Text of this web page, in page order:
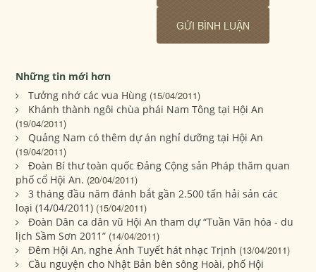
Những tin mới hơn
Tưởng nhớ các vua Hùng (15/04/2011)
Khánh thành ngôi chùa phái Nam Tông tại Hội An
(19/04/2011)
Quảng Nam có thêm dự án nghỉ dưỡng tại Hội An
(19/04/2011)
Đoàn Bí thư toàn quốc Đảng Cộng sản Pháp thăm quan
phố cổ Hội An. (20/04/2011)
3 tháng đầu năm đánh bắt gần 2.500 tấn hải sản các
loại (14/04/2011) (15/04/2011)
Đoàn Dân ca dân vũ Hội An tham dự “Tuần Văn hóa - du
lịch Sầm Sơn 2011” (14/04/2011)
Đêm Hội An, nghe Ánh Tuyết hát nhạc Trịnh (13/04/2011)
Cầu nguyện cho Nhật Bản bên sông Hoài, phố Hội